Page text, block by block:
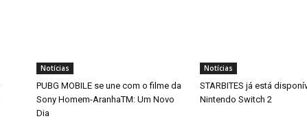
Notícias
PUBG MOBILE se une com o filme da
Sony Homem-AranhaTM: Um Novo
Dia
Notícias
STARBITES já está
Nintendo Switch 2